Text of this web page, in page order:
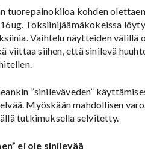
tuorepainokiloa kohden
Toksiinijäämäkokeissa
Vaihtelu näytteiden välillä
viittaa siihen, että sinilevä
”sinileväveden”
Myöskään mahdollisen
tutkimuksella selvitetty.
ei ole sinilevää